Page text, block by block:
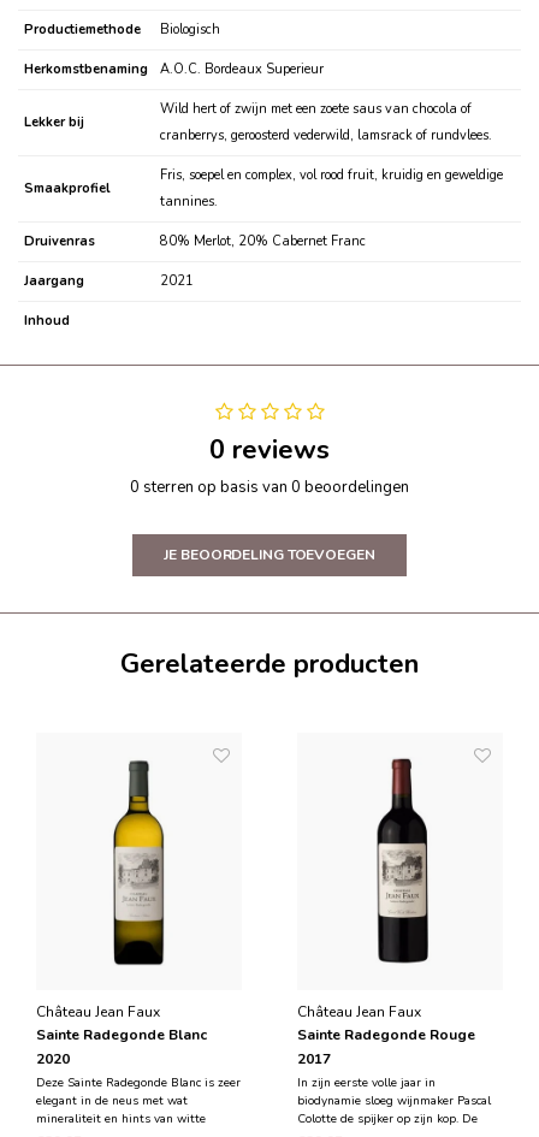
Productiemethode Biologisch
Herkomstbenaming A.O.C. Bordeaux Superieur
Lekker bij
Wild hert of zwijn met een zoete saus van chocola of
cranberrys, geroosterd vederwild, lamsrack of rundvlees.
Smaakprofiel
Fris, soepel en complex, vol rood fruit, kruidig en geweldige
tannines.
Druivenras 80% Merlot, 20% Cabernet Franc
Jaargang 2021
Inhoud
0 reviews
0 sterren op basis van 0 beoordelingen
JE BEOORDELING TOEVOEGEN
Gerelateerde producten
Château Jean Faux
Sainte Radegonde Blanc
2020
Deze Sainte Radegonde Blanc is zeer
elegant in de neus met wat
mineraliteit en hints van witte
Château Jean Faux
Sainte Radegonde Rouge
2017
In zijn eerste volle jaar in
biodynamie sloeg wijnmaker Pascal
Colotte de spijker op zijn kop. De